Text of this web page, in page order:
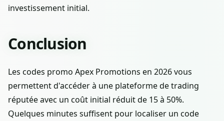
investissement initial.
Conclusion
Les codes promo Apex Promotions en 2026 vous
permettent d'accéder à une plateforme de trading
réputée avec un coût initial réduit de 15 à 50%.
Quelques minutes suffisent pour localiser un code